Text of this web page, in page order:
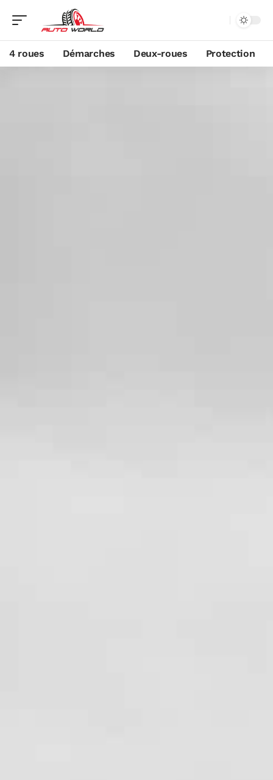
4 roues Démarches Deux-roues Protection